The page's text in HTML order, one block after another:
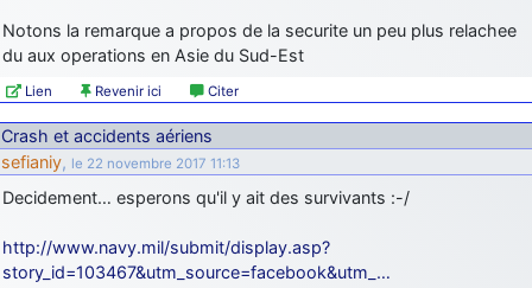
Notons la remarque a propos de la securite un peu plus relachee
du aux operations en Asie du Sud-Est
Lien Revenir ici Citer
Crash et accidents aériens
sefianiy, le 22 novembre 2017 11:13
Decidement… esperons qu'il y ait des survivants :-/
http://www.navy.mil/submit/display.asp?
story_id=103467&utm_source=facebook&utm_…